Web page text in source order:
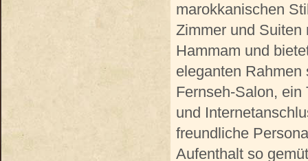
marokkanischen
Zimmer und Suiten
Hammam und
eleganten Rahmen
Fernseh-Salon, ein
und
freundliche
Aufenthalt so